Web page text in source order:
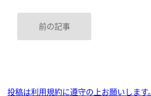
前の記事
投稿は利用規約に遵守の上お願いします。